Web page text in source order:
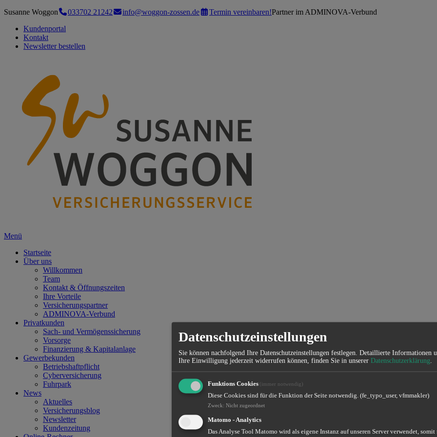
Susanne Woggon 033702 21242 info@woggon-zossen.de Termin vereinbaren!Partner im ADMINOVA-Verbund
Kundenportal
Kontakt
Newsletter bestellen
Menü
Startseite
Über uns
Willkommen
Team
Kontakt & Öffnungszeiten
Ihre Vorteile
Versicherungspartner
ADMINOVA-Verbund
Privatkunden
Sach- und Vermögenssicherung
Vorsorge
Finanzierung & Kapitalanlage
Gewerbekunden
Betriebshaftpflicht
Cyberversicherung
Fuhrpark
News
Aktuelles
Versicherungsblog
Newsletter
Kundenzeitung
Datenschutzeinstellungen
Sie können nachfolgend Ihre Datenschutzeinstellungen festlegen. Detaillierte Informationen
Ihre Einwilligung jederzeit widerrufen können, finden Sie in unserer Datenschutzerklärung
Funktions Cookies (immer notwendig)
Diese Cookies sind für die Funktion der Seite notwendig. (fe_typo_user, vfmmakler)
Zweck: Nicht zugeordnet
Matomo - Analytics
Das Analyse Tool Matomo wird als eigene Instanz auf unseren Server verwendet,